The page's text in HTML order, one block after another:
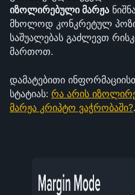
იზოლირებული მარჟა
მხოლოდ კონკრეტულ
საშუალებას გაძლევთ
მართოთ.
დამატებითი
სტატიას: რა არის
მარჟა კრიპტო ვაჭრობაში?.